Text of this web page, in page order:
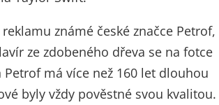
známé české značce Petrof,
ze zdobeného dřeva se na fotce
má více než 160 let dlouhou
byly vždy pověstné svou kvalitou.